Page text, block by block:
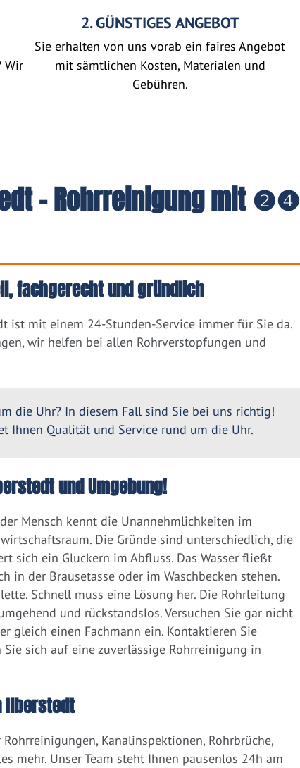
Wir
2. GÜNSTIGES ANGEBOT
Sie erhalten von uns vorab ein faires Angebot
mit sämtlichen Kosten, Materialen und
Gebühren.
- Rohrreinigung mit ❷❹
fachgerecht und gründlich
ist mit einem 24-Stunden-Service immer für Sie da.
wir helfen bei allen Rohrverstopfungen und
die Uhr? In diesem Fall sind Sie bei uns richtig!
Ihnen Qualität und Service rund um die Uhr.
und Umgebung!
Mensch kennt die Unannehmlichkeiten im
Die Gründe sind unterschiedlich, die
sich ein Gluckern im Abfluss. Das Wasser fließt
der Brausetasse oder im Waschbecken stehen.
Schnell muss eine Lösung her. Die Rohrleitung
und rückstandslos. Versuchen Sie gar nicht
gleich einen Fachmann ein. Kontaktieren Sie
sich auf eine zuverlässige Rohrreinigung in
Ilberstedt
Kanalinspektionen, Rohrbrüche,
mehr. Unser Team steht Ihnen pausenlos 24h am